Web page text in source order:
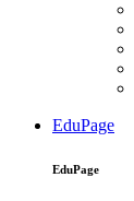
EduPage
EduPage